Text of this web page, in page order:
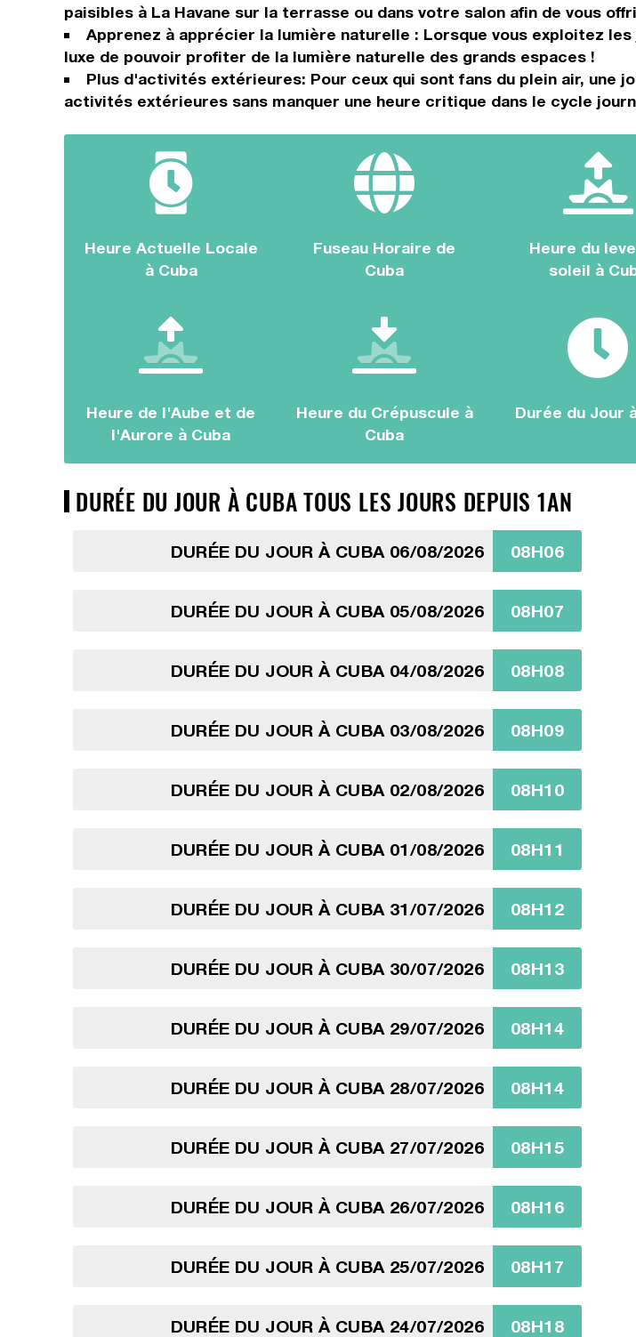
paisibles à La Havane sur la terrasse ou dans votre salon afin de vous
Apprenez à apprécier la lumière naturelle : Lorsque vous exploitez
luxe de pouvoir profiter de la lumière naturelle des grands espaces !
Plus d'activités extérieures: Pour ceux qui sont fans du plein air, une
activités extérieures sans manquer une heure critique dans le cycle
Heure Actuelle Locale
à Cuba
Fuseau Horaire de
Cuba
Heure du
soleil à
Heure de l'Aube et de
l'Aurore à Cuba
Heure du Crépuscule à
Cuba
Durée du Jour
DURÉE DU JOUR À CUBA TOUS LES JOURS DEPUIS 1AN
DURÉE DU JOUR À CUBA 06/08/2026 08H06
DURÉE DU JOUR À CUBA 05/08/2026 08H07
DURÉE DU JOUR À CUBA 04/08/2026 08H08
DURÉE DU JOUR À CUBA 03/08/2026 08H09
DURÉE DU JOUR À CUBA 02/08/2026 08H10
DURÉE DU JOUR À CUBA 01/08/2026 08H11
DURÉE DU JOUR À CUBA 31/07/2026 08H12
DURÉE DU JOUR À CUBA 30/07/2026 08H13
DURÉE DU JOUR À CUBA 29/07/2026 08H14
DURÉE DU JOUR À CUBA 28/07/2026 08H14
DURÉE DU JOUR À CUBA 27/07/2026 08H15
DURÉE DU JOUR À CUBA 26/07/2026 08H16
DURÉE DU JOUR À CUBA 25/07/2026 08H17
DURÉE DU JOUR À CUBA 24/07/2026 08H18